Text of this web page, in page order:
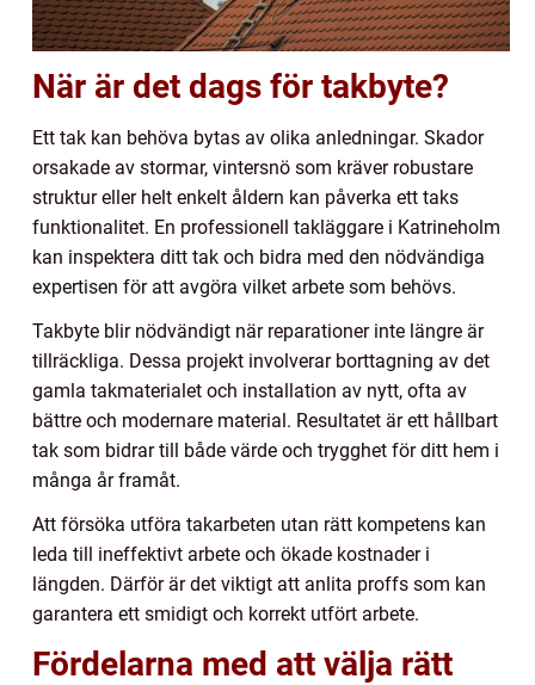
När är det dags för takbyte?
Ett tak kan behöva bytas av olika anledningar. Skador
orsakade av stormar, vintersnö som kräver robustare
struktur eller helt enkelt åldern kan påverka ett taks
funktionalitet. En professionell takläggare i Katrineholm
kan inspektera ditt tak och bidra med den nödvändiga
expertisen för att avgöra vilket arbete som behövs.
Takbyte blir nödvändigt när reparationer inte längre är
tillräckliga. Dessa projekt involverar borttagning av det
gamla takmaterialet och installation av nytt, ofta av
bättre och modernare material. Resultatet är ett hållbart
tak som bidrar till både värde och trygghet för ditt hem i
många år framåt.
Att försöka utföra takarbeten utan rätt kompetens kan
leda till ineffektivt arbete och ökade kostnader i
längden. Därför är det viktigt att anlita proffs som kan
garantera ett smidigt och korrekt utfört arbete.
Fördelarna med att välja rätt